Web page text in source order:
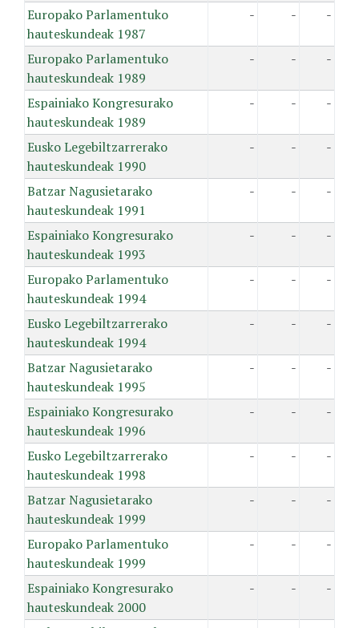
Europako Parlamentuko
hauteskundeak 1987
- - -
Europako Parlamentuko
hauteskundeak 1989
- - -
Espainiako Kongresurako
hauteskundeak 1989
- - -
Eusko Legebiltzarrerako
hauteskundeak 1990
- - -
Batzar Nagusietarako
hauteskundeak 1991
- - -
Espainiako Kongresurako
hauteskundeak 1993
- - -
Europako Parlamentuko
hauteskundeak 1994
- - -
Eusko Legebiltzarrerako
hauteskundeak 1994
- - -
Batzar Nagusietarako
hauteskundeak 1995
- - -
Espainiako Kongresurako
hauteskundeak 1996
- - -
Eusko Legebiltzarrerako
hauteskundeak 1998
- - -
Batzar Nagusietarako
hauteskundeak 1999
- - -
Europako Parlamentuko
hauteskundeak 1999
- - -
Espainiako Kongresurako
hauteskundeak 2000
- - -